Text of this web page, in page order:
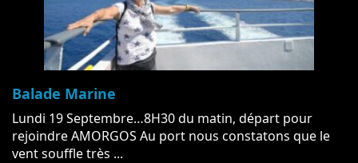
Balade Marine
Lundi 19 Septembre…8H30 du matin, départ pour
rejoindre AMORGOS Au port nous constatons que le
vent souffle très ...